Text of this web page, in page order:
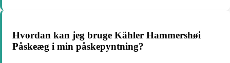
Hvordan kan jeg bruge Kähler Hammershøi
Påskeæg i min påskepyntning?